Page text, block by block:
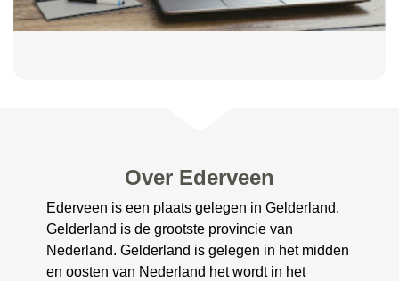
Over Ederveen
Ederveen is een plaats gelegen in Gelderland.
Gelderland is de grootste provincie van
Nederland. Gelderland is gelegen in het midden
en oosten van Nederland het wordt in het